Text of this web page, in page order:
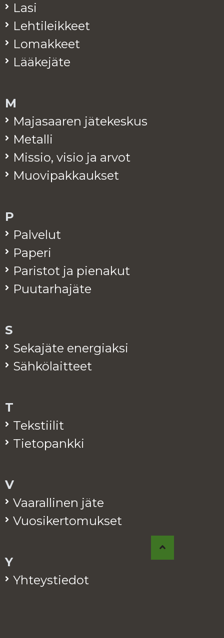
Lasi
Leh­ti­leik­keet
Lo­mak­keet
Lää­ke­jä­te
M
Ma­ja­saa­ren jä­te­kes­kus
Me­tal­li
Mis­sio, visio ja arvot
Muo­vi­pak­kauk­set
P
Pal­ve­lut
Pa­pe­ri
Pa­ris­tot ja pie­na­kut
Puu­tar­ha­jä­te
S
Se­ka­jä­te ener­giak­si
Säh­kö­lait­teet
T
Teks­tii­lit
Tie­to­pank­ki
V
Vaa­ral­li­nen jäte
Vuo­si­ker­to­muk­set
Y
Yh­teys­tie­dot